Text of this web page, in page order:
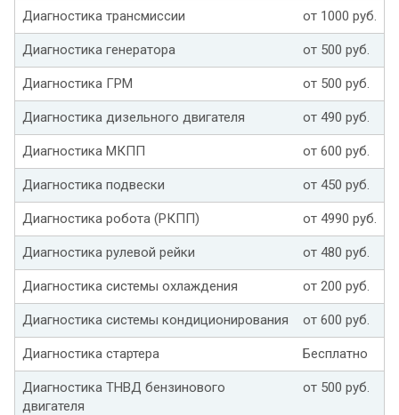
Диагностика трансмиссии от 1000 руб.
Диагностика генератора от 500 руб.
Диагностика ГРМ от 500 руб.
Диагностика дизельного двигателя от 490 руб.
Диагностика МКПП от 600 руб.
Диагностика подвески от 450 руб.
Диагностика робота (РКПП) от 4990 руб.
Диагностика рулевой рейки от 480 руб.
Диагностика системы охлаждения от 200 руб.
Диагностика системы кондиционирования от 600 руб.
Диагностика стартера Бесплатно
Диагностика ТНВД бензинового
двигателя
от 500 руб.